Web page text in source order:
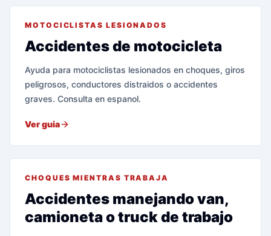
MOTOCICLISTAS LESIONADOS
Accidentes de motocicleta
Ayuda para motociclistas lesionados en choques, giros
peligrosos, conductores distraidos o accidentes
graves. Consulta en espanol.
Ver guia
CHOQUES MIENTRAS TRABAJA
Accidentes manejando van,
camioneta o truck de trabajo